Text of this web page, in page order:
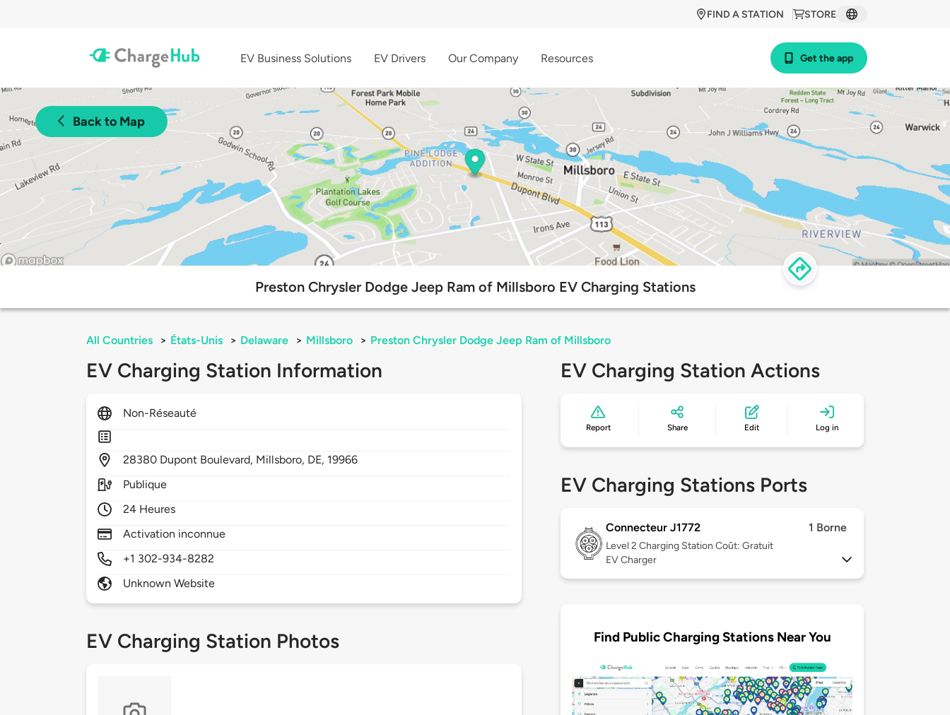
STORE
FIND A STATION
EV Business Solutions EV Drivers Our Company Resources Get the app
Back to Map
Preston Chrysler Dodge Jeep Ram of Millsboro EV Charging Stations
All Countries > États-Unis > Delaware > Millsboro > Preston Chrysler Dodge Jeep Ram of Millsboro
EV Charging Station Information
Non-Réseauté
28380 Dupont Boulevard, Millsboro, DE, 19966
Publique
24 Heures
Activation inconnue
+1 302-934-8282
Unknown Website
EV Charging Station Photos
EV Charging Station Actions
Report Share Edit Log in
EV Charging Stations Ports
Connecteur J1772 1 Borne
Level 2 Charging Station Coût: Gratuit
EV Charger
Find Public Charging Stations Near You